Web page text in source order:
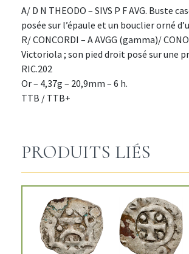
A/ D N THEODO – SIVS P F AVG.
posée sur l’épaule et un bouclier orné
R/ CONCORDI – A AVGG (gamma)/
Victoriola ; son pied droit posé sur une
RIC.202
Or – 4,37g – 20,9mm – 6 h.
TTB / TTB+
PRODUITS LIÉS